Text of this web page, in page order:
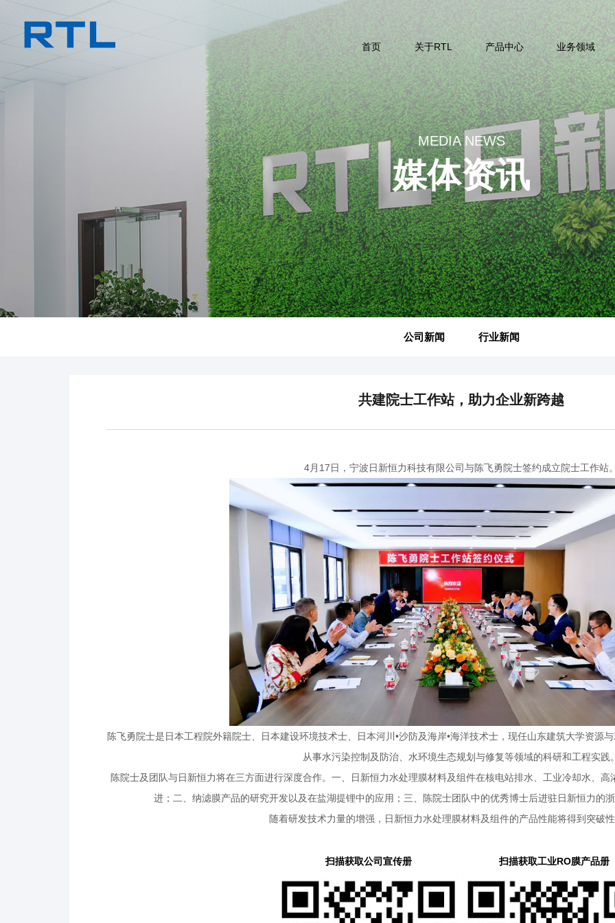
首页 关于RTL 产品中心 业务领域
MEDIA NEWS
媒体资讯
公司新闻 行业新闻
共建院士工作站，助力企业新跨越
4月17日，宁波日新恒力科技有限公司与陈飞勇院士签约成立院士工作站
陈飞勇院士是日本工程院外籍院士、日本建设环境技术士、日本河川•沙防及海岸•海洋技术士，现任山东建筑大学资源
从事水污染控制及防治、水环境生态规划与修复等领域的科研和工程实践
陈院士及团队与日新恒力将在三方面进行深度合作。一、日新恒力水处理膜材料及组件在核电站排水、工业冷却水、
进；二、纳滤膜产品的研究开发以及在盐湖提锂中的应用；三、陈院士团队中的优秀博士后进驻日新恒力的
随着研发技术力量的增强，日新恒力水处理膜材料及组件的产品性能将得到突破
扫描获取公司宣传册 扫描获取工业RO膜产品册